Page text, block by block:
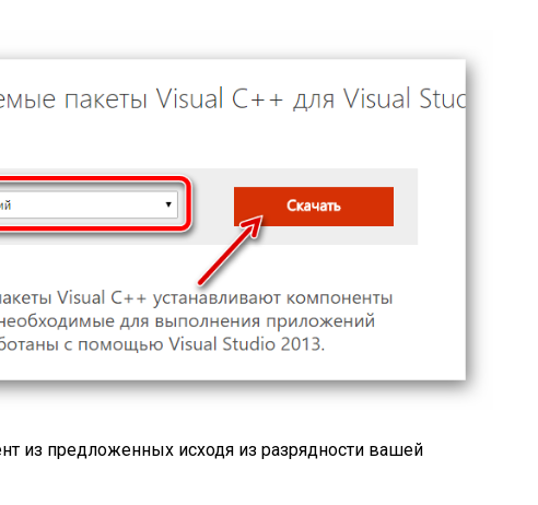
из предложенных исходя из разрядности вашей